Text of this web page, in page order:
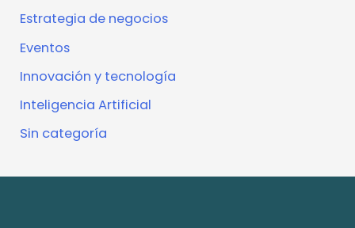
Estrategia de negocios
Eventos
Innovación y tecnología
Inteligencia Artificial
Sin categoría